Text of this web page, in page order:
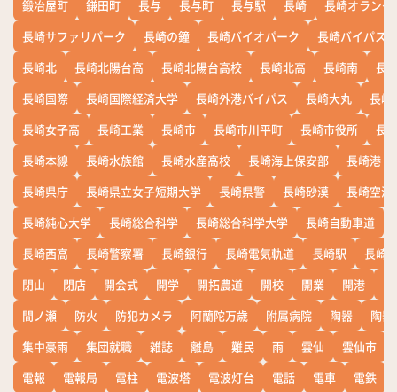
鍛冶屋町
鎌田町 長与 長与町 長与駅 長崎
長崎オランダ
長崎サファリパーク
長崎の鐘 長崎バイオパーク
長崎バイパス
長崎北
長崎北陽台高 長崎北陽台高校 長崎北高 長崎南
長
長崎国際
長崎国際経済大学 長崎外港バイパス 長崎大丸
長崎
長崎女子高
長崎工業 長崎市 長崎市川平町 長崎市役所
長
長崎本線
長崎水族館 長崎水産高校 長崎海上保安部
長崎港
長崎県庁
長崎県立女子短期大学 長崎県警 長崎砂漠
長崎空港
長崎純心大学
長崎総合科学 長崎総合科学大学 長崎自動車道
長崎西高
長崎警察署 長崎銀行 長崎電気軌道 長崎駅
長崎
閉山
閉店 開会式 開学 開拓農道 開校 開業 開港
間ノ瀬
防火 防犯カメラ 阿蘭陀万歳 附属病院 陶器
陶器
集中豪雨
集団就職 雑誌 離島 難民 雨 雲仙 雲仙市
電報
電報局 電柱 電波塔 電波灯台 電話 電車 電鉄